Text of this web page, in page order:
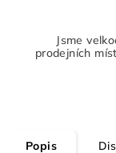
Jsme
prodejních
Popis